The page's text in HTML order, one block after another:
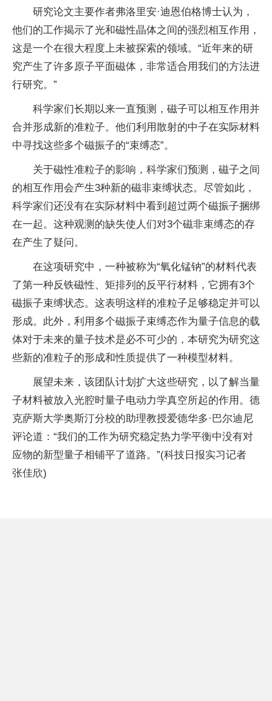
研究论文主要作者弗洛里安·迪恩伯格博士认为，
他们的工作揭示了光和磁性晶体之间的强烈相互作用，
这是一个在很大程度上未被探索的领域。“近年来的研
究产生了许多原子平面磁体，非常适合用我们的方法进
行研究。”
科学家们长期以来一直预测，磁子可以相互作用并
合并形成新的准粒子。他们利用散射的中子在实际材料
中寻找这些多个磁振子的“束缚态”。
关于磁性准粒子的影响，科学家们预测，磁子之间
的相互作用会产生3种新的磁非束缚状态。尽管如此，
科学家们还没有在实际材料中看到超过两个磁振子捆绑
在一起。这种观测的缺失使人们对3个磁非束缚态的存
在产生了疑问。
在这项研究中，一种被称为“氧化锰钠”的材料代表
了第一种反铁磁性、矩排列的反平行材料，它拥有3个
磁振子束缚状态。这表明这样的准粒子足够稳定并可以
形成。此外，利用多个磁振子束缚态作为量子信息的载
体对于未来的量子技术是必不可少的，本研究为研究这
些新的准粒子的形成和性质提供了一种模型材料。
展望未来，该团队计划扩大这些研究，以了解当量
子材料被放入光腔时量子电动力学真空所起的作用。德
克萨斯大学奥斯汀分校的助理教授爱德华多·巴尔迪尼
评论道：“我们的工作为研究稳定热力学平衡中没有对
应物的新型量子相铺平了道路。”(科技日报实习记者
张佳欣)